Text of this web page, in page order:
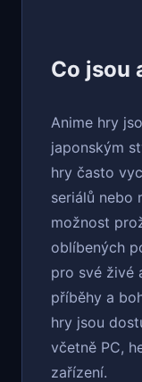
Co jsou
Anime hry
japonským
hry často
seriálů nebo
možnost
oblíbených
pro své živé
příběhy a
hry jsou
včetně PC,
zařízení.